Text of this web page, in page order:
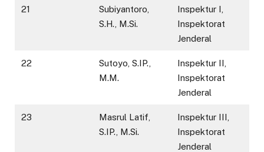
21
Subiyantoro,
S.H., M.Si.
Inspektur I,
Inspektorat
Jenderal
22
Sutoyo, S.IP.,
M.M.
Inspektur II,
Inspektorat
Jenderal
23
Masrul Latif,
S.IP., M.Si.
Inspektur III,
Inspektorat
Jenderal